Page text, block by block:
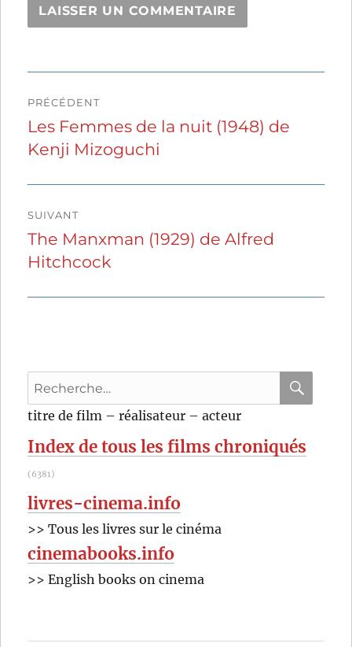
de
l’article
PRÉCÉDENT
Publication
précédente :
Les Femmes de la nuit (1948) de
Kenji Mizoguchi
SUIVANT
Publication
suivante :
The Manxman (1929) de Alfred
Hitchcock
Recherche
pour
:
titre de film – réalisateur – acteur
Index de tous les films chroniqués
(6381)
livres-cinema.info
>> Tous les livres sur le cinéma
cinemabooks.info
>> English books on cinema